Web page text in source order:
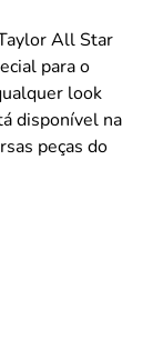
All Star
para o
look
disponível na
peças do